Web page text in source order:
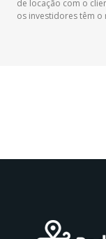
de locação com o
os investidores têm